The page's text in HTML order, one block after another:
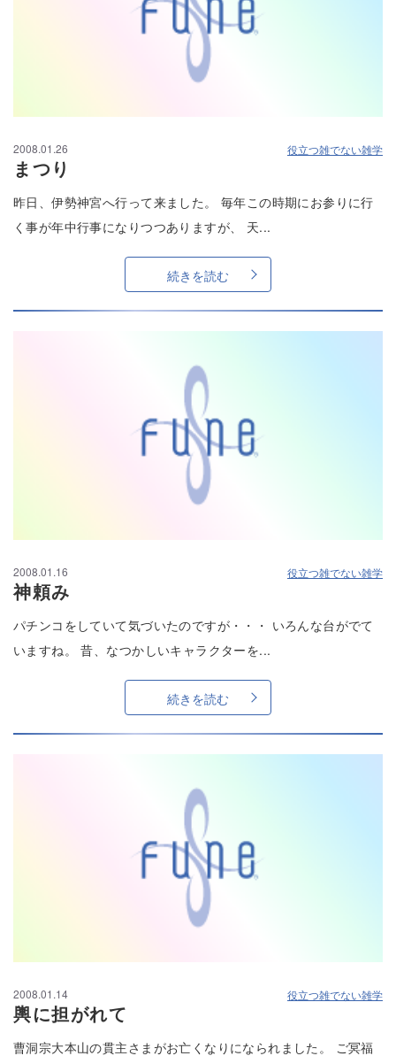
2008.01.26 役立つ雑でない雑学
まつり
昨日、伊勢神宮へ行って来ました。 毎年この時期にお参りに行
く事が年中行事になりつつありますが、 天...
続きを読む
2008.01.16 役立つ雑でない雑学
神頼み
パチンコをしていて気づいたのですが・・・ いろんな台がでて
いますね。 昔、なつかしいキャラクターを...
続きを読む
2008.01.14 役立つ雑でない雑学
輿に担がれて
曹洞宗大本山の貫主さまがお亡くなりになられました。 ご冥福